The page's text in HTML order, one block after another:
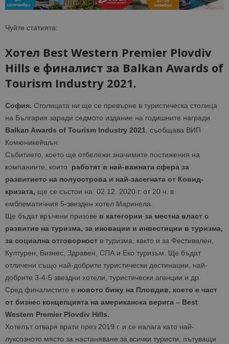
Чуйте статията:
Хотел Best Western Premier Plovdiv
Hills е финалист за Balkan Awards of
Tourism Industry 2021.
София. Столицата ни ще се превърне в туристическа столица
на България заради седмото издание на годишните награди
Balkan Awards of Tourism Industry 2021, съобщава ВИП
Комюникейшън.
Събитието, което ще отбележи значимите постижения на
компаниите, които работят в най-важната сфера за
развитието на полуострова и най-засегната от Ковид-
кризата, ще се състои на 02.12. 2020 г. от 20 ч. в
емблематичния 5-звезден хотел Маринела.
Ще бъдат връчени призове в категории за местна власт с
развитие на туризма, за иновации и инвестиции в туризма,
за социална отговорност в туризма, както и за Фестивален,
Културен, Бизнес, Здравен, СПА и Еко туризъм. Ще бъдат
отличени също най-добрите туристически дестинации, най-
добрите 3-4-5 звездни хотели, туристически агенции и др.
Сред финалистите е новото бижу на Пловдив, което е част
от бизнес концепцията на американска верига – Best
Western Premier Plovdiv Hills.
Хотелът отваря врати през 2019 г. и се налага като най-
луксозното място за настаняване за всички туристи, пътуващи